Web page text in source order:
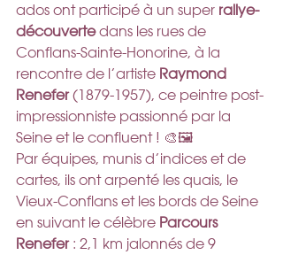
ados ont participé à un super rallye-
découverte dans les rues de
Conflans-Sainte-Honorine, à la
rencontre de l’artiste Raymond
Renefer (1879-1957), ce peintre post-
impressionniste passionné par la
Seine et le confluent ! 🎨🖼️
Par équipes, munis d’indices et de
cartes, ils ont arpenté les quais, le
Vieux-Conflans et les bords de Seine
en suivant le célèbre Parcours
Renefer : 2,1 km jalonnés de 9